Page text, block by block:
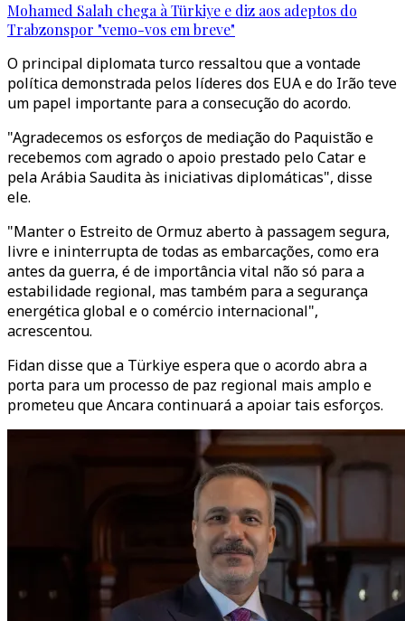
Mohamed Salah chega à Türkiye e diz aos adeptos do
Trabzonspor "vemo-vos em breve"
O principal diplomata turco ressaltou que a vontade
política demonstrada pelos líderes dos EUA e do Irão teve
um papel importante para a consecução do acordo.
"Agradecemos os esforços de mediação do Paquistão e
recebemos com agrado o apoio prestado pelo Catar e
pela Arábia Saudita às iniciativas diplomáticas", disse
ele.
"Manter o Estreito de Ormuz aberto à passagem segura,
livre e ininterrupta de todas as embarcações, como era
antes da guerra, é de importância vital não só para a
estabilidade regional, mas também para a segurança
energética global e o comércio internacional",
acrescentou.
Fidan disse que a Türkiye espera que o acordo abra a
porta para um processo de paz regional mais amplo e
prometeu que Ancara continuará a apoiar tais esforços.